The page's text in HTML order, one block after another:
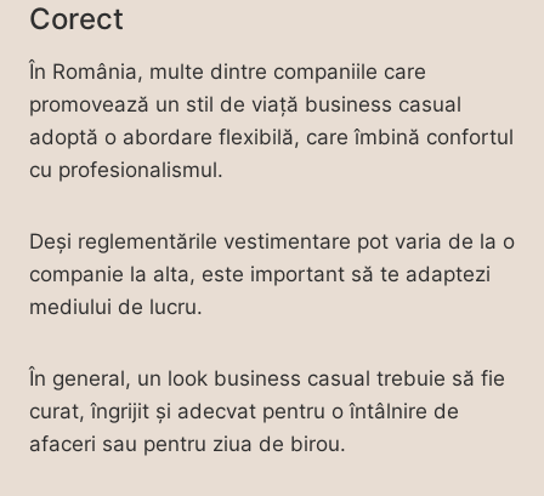
Corect
În România, multe dintre companiile care
promovează un stil de viață business casual
adoptă o abordare flexibilă, care îmbină confortul
cu profesionalismul.
Deși reglementările vestimentare pot varia de la o
companie la alta, este important să te adaptezi
mediului de lucru.
În general, un look business casual trebuie să fie
curat, îngrijit și adecvat pentru o întâlnire de
afaceri sau pentru ziua de birou.